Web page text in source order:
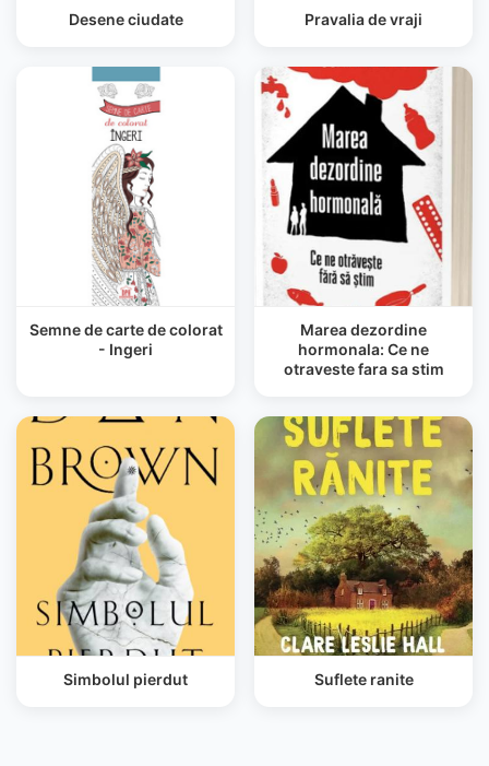
Desene ciudate Pravalia de vraji
Semne de carte de colorat
- Ingeri
Marea dezordine
hormonala: Ce ne
otraveste fara sa stim
Simbolul pierdut Suflete ranite